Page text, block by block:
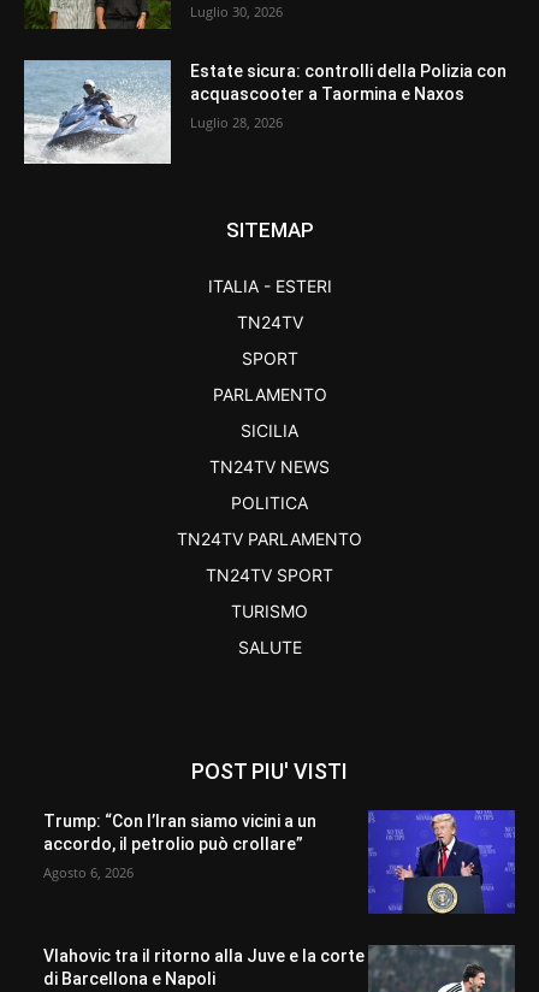
Luglio 30, 2026
Estate sicura: controlli della Polizia con
acquascooter a Taormina e Naxos
Luglio 28, 2026
SITEMAP
ITALIA - ESTERI
TN24TV
SPORT
PARLAMENTO
SICILIA
TN24TV NEWS
POLITICA
TN24TV PARLAMENTO
TN24TV SPORT
TURISMO
SALUTE
POST PIU' VISTI
Trump: “Con l’Iran siamo vicini a un
accordo, il petrolio può crollare”
Agosto 6, 2026
Vlahovic tra il ritorno alla Juve e la corte
di Barcellona e Napoli